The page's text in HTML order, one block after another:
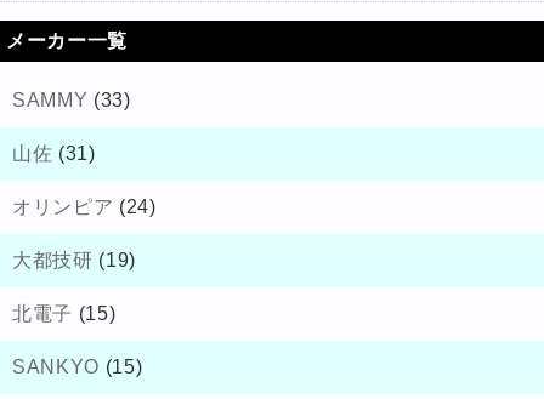
メーカー一覧
SAMMY (33)
山佐 (31)
オリンピア (24)
大都技研 (19)
北電子 (15)
SANKYO (15)